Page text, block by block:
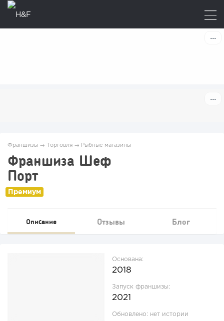
Франшизы → Торговля → Рыбные магазины
Франшиза Шеф
Порт
Описание Отзывы Блог
Основана:
2018
Запуск франшизы:
2021
Обновлено: нет истории